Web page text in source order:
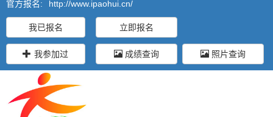
官方报名:
http://www.ipaohui.cn/
我已报名 立即报名
我参加过 成绩查询 照片查询